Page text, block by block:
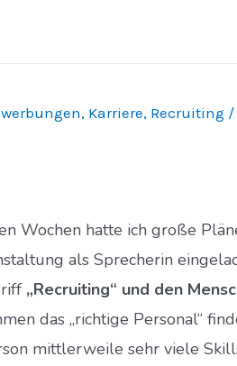
, Karriere, Recruiting /
Wochen hatte ich große
als Sprecherin
„Recruiting“ und den
das „richtige Personal“
mittlerweile sehr viele